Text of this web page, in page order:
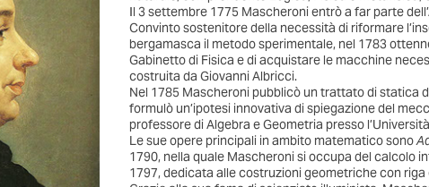
Il 3 settembre 1775 Mascheroni entrò a far parte
Convinto sostenitore della necessità di riformare
bergamasca il metodo sperimentale, nel 1783
Gabinetto di Fisica e di acquistare le macchine
costruita da Giovanni Albricci.
Nel 1785 Mascheroni pubblicò un trattato di statica
formulò un’ipotesi innovativa di spiegazione del
professore di Algebra e Geometria presso
Le sue opere principali in ambito matematico sono
1790, nella quale Mascheroni si occupa del calcolo
1797, dedicata alle costruzioni geometriche con riga